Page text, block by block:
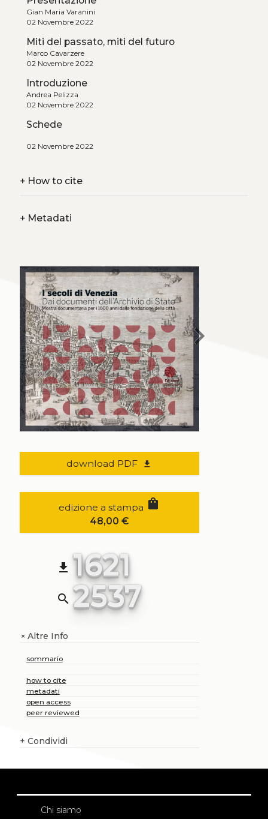
Gian Maria Varanini
02 Novembre 2022
Miti del passato, miti del futuro
Marco Cavarzere
02 Novembre 2022
Introduzione
Andrea Pelizza
02 Novembre 2022
Schede
02 Novembre 2022
+How to cite
+Metadati
chevron_right
download PDF file_download
edizione a stampa shopping_bag
48,00 €
file_download 1621
search 2537
+Altre Info
sommario
how to cite
metadati
open access
peer reviewed
+ Condividi
Chi siamo